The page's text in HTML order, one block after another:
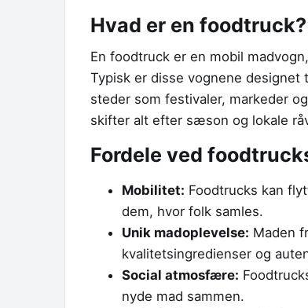
Hvad er en foodtruck?
En foodtruck er en mobil
Typisk er disse vognene
steder som festivaler, markeder
skifter alt efter sæson og lokale
Fordele ved
Mobilitet: Foodtrucks kan
dem, hvor folk samles.
Unik madoplevelse: Maden
kvalitetsingredienser og
Social atmosfære:
nyde mad sammen.